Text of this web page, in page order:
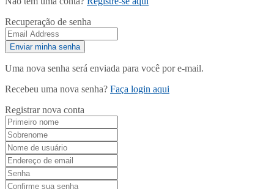
Recuperação de senha
Uma nova senha será enviada para você por e-mail.
Recebeu uma nova senha? Faça login aqui
Registrar nova conta